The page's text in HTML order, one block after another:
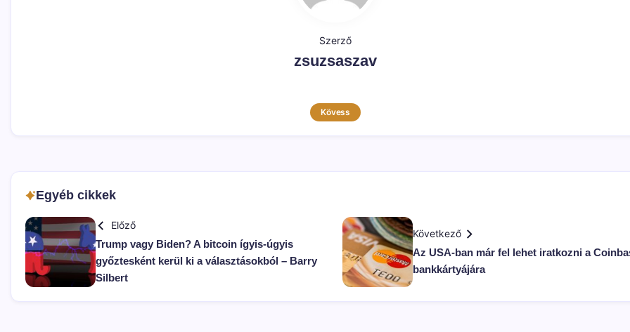
Szerző
zsuzsaszav
Kövess
Egyéb cikkek
Előző
Trump vagy Biden? A bitcoin ígyis-úgyis
győztesként kerül ki a választásokból – Barry
Silbert
Következő
Az USA-ban már fel lehet iratkozni a
bankkártyájára